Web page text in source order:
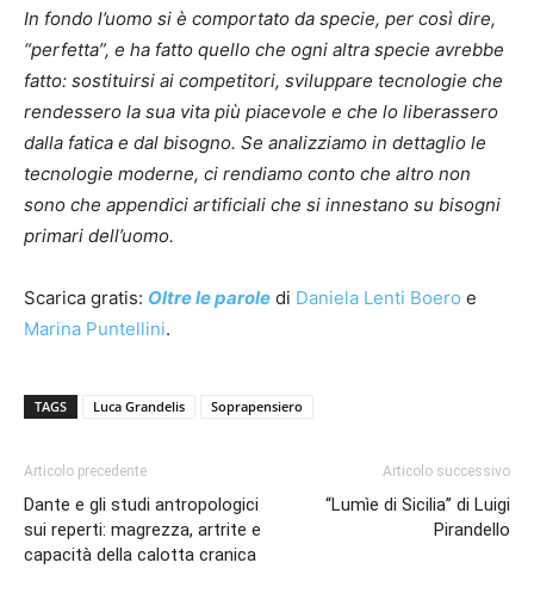
In fondo l’uomo si è comportato da specie, per così dire,
“perfetta”, e ha fatto quello che ogni altra specie avrebbe
fatto: sostituirsi ai competitori, sviluppare tecnologie che
rendessero la sua vita più piacevole e che lo liberassero
dalla fatica e dal bisogno. Se analizziamo in dettaglio le
tecnologie moderne, ci rendiamo conto che altro non
sono che appendici artificiali che si innestano su bisogni
primari dell’uomo.
Scarica gratis: Oltre le parole di Daniela Lenti Boero e
Marina Puntellini.
TAGS Luca Grandelis Soprapensiero
Articolo precedente
Dante e gli studi antropologici
sui reperti: magrezza, artrite e
capacità della calotta cranica
Articolo successivo
“Lumìe di Sicilia” di Luigi
Pirandello